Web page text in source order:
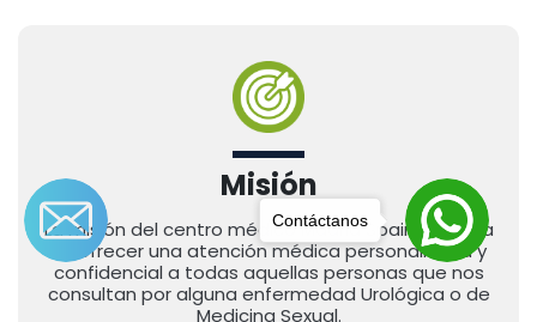
Misión
La misión del centro médico Madrid Spain Urología
es ofrecer una atención médica personalizada y
confidencial a todas aquellas personas que nos
consultan por alguna enfermedad Urológica o de
Medicina Sexual.
Contáctanos